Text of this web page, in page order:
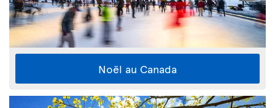
Noël au Canada